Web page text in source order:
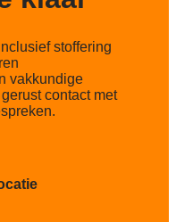
stoffering
vakkundige
contact met